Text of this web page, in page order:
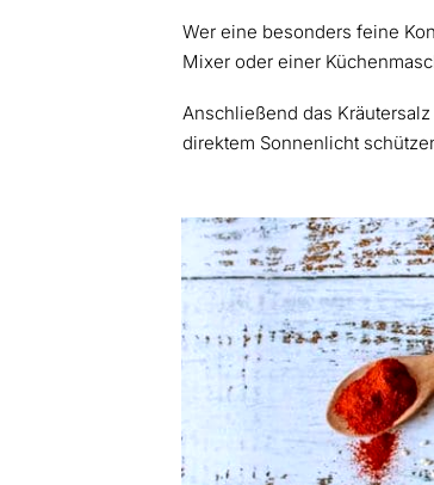
Wer eine besonders feine
Mixer oder einer
Anschließend das
direktem Sonnenlicht